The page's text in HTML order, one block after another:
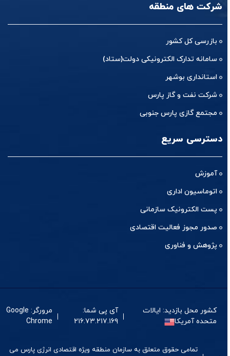
شرکت های منطقه
بازرسی کل کشور
سامانه تدارک الکترونیکی دولت(ستاد)
استانداری بوشهر
شرکت نفت و گاز پارس
مجتمع گازی پارس جنوبی
دسترسی سریع
آموزش
اتوماسیون اداری
پست الکترونیک سازمانی
صدور مجوز فعالیت اقتصادی
پژوهش و فناوری
کشور محل بازدید: ایالات
متحده آمریکا
آی پی شما:
۲۱۶.۷۳.۲۱۷.۱۶۹
مرورگر: Google
Chrome
تمامی حقوق متعلق به سازمان منطقه ویژه اقتصادی انرژی پارس می